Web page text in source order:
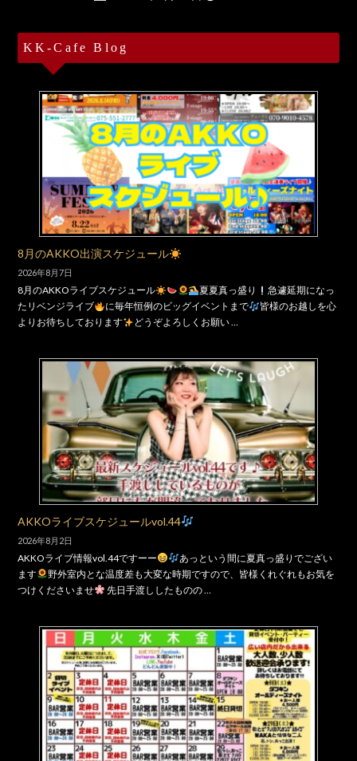
KK-Cafe Blog
8月のAKKO出演スケジュール
2026年8月7日
8月のAKKOライブスケジュール 夏夏真っ盛り
急遽延期になっ
たリベンジライブ
に毎年恒例のビッグイベントまで
皆様のお越しを心
よりお待ちしております
どうぞよろしくお願い …
AKKOライブスケジュールvol.44
2026年8月2日
AKKOライブ情報vol.44ですーー
あっという間に夏真っ盛りでござい
ます
野外室内とな温度差も大変な時期ですので、皆様くれぐれもお気を
つけくださいませ
先日手渡ししたものの …